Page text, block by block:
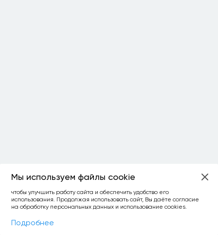
Фильтры
Мы используем файлы cookie
чтобы улучшить работу сайта и обеспечить удобство его
использования. Продолжая использовать сайт, Вы даёте согласие
на обработку персональных данных и использование cookies.
Подробнее
ОСТАЛОСЬ:
уточнить фильтр сравнить топ-3
спросить ИИ